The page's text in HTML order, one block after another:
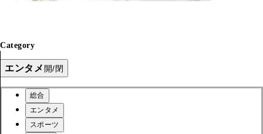
Category
エンタメ開/閉
総合
エンタメ
スポーツ